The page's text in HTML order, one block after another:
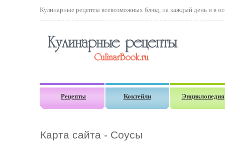
Кулинарные рецепты всевозможных блюд, на каждый день и в
Рецепты Коктейли Энциклопедия
Карта сайта - Соусы